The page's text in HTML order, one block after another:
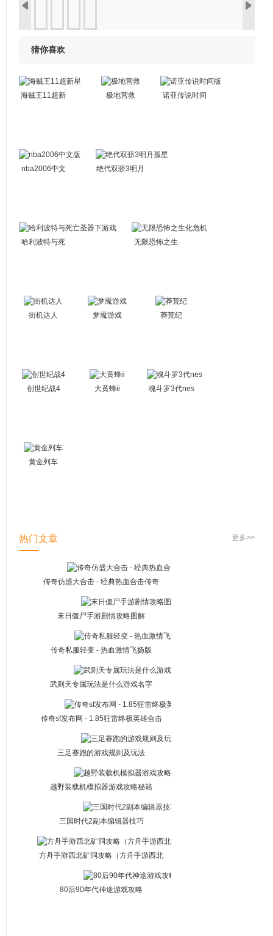
猜你喜欢
海贼王11超新
极地营救
诺亚传说时间
nba2006中文
绝代双骄3明月
哈利波特与死
无限恐怖之生
街机达人 梦魇游戏 莽荒纪
创世纪战4 大黄蜂ii 魂斗罗3代nes
黄金列车
更多>>
热门文章
传奇仿盛大合击 - 经典热血合击传奇
末日僵尸手游剧情攻略图解
传奇私服轻变 - 热血激情飞扬版
武则天专属玩法是什么游戏名字
传奇sf发布网 - 1.85狂雷终极英雄合击
三足赛跑的游戏规则及玩法
越野装载机模拟器游戏攻略秘籍
三国时代2副本编辑器技巧
方舟手游西北矿洞攻略（方舟手游西北
80后90年代神途游戏攻略